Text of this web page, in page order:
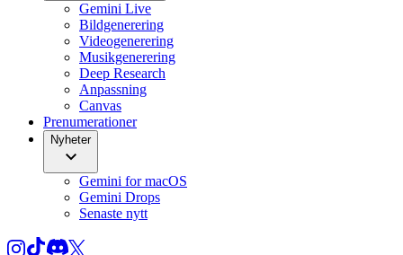
Gemini Live
Bildgenerering
Videogenerering
Musikgenerering
Deep Research
Anpassning
Canvas
Prenumerationer
Nyheter
Gemini for macOS
Gemini Drops
Senaste nytt